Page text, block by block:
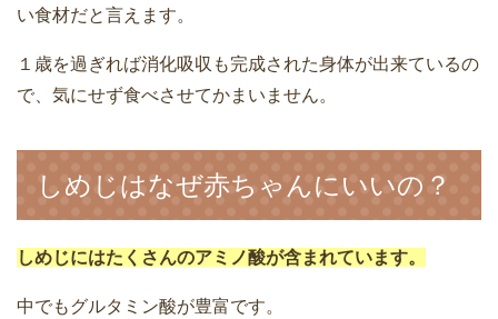
い食材だと言えます。
１歳を過ぎれば消化吸収も完成された身体が出来ているの
で、気にせず食べさせてかまいません。
しめじはなぜ赤ちゃんにいいの？
しめじにはたくさんのアミノ酸が含まれています。
中でもグルタミン酸が豊富です。